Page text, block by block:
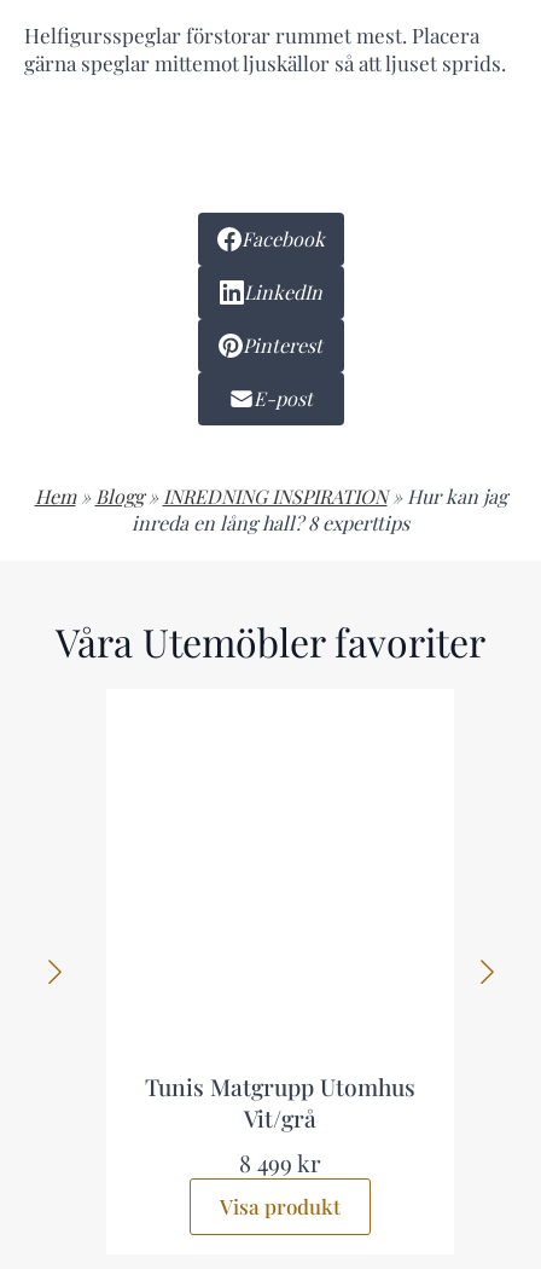
Helfigursspeglar förstorar rummet mest. Placera
gärna speglar mittemot ljuskällor så att ljuset sprids.
Facebook
LinkedIn
Pinterest
E-post
Hem » Blogg » INREDNING INSPIRATION » Hur kan jag
inreda en lång hall? 8 experttips
Våra Utemöbler favoriter
Tunis Matgrupp Utomhus
Vit/grå
8 499 kr
Visa produkt